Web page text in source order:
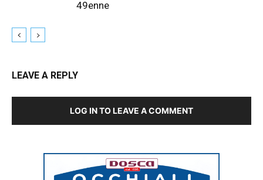
49enne
LEAVE A REPLY
LOG IN TO LEAVE A COMMENT